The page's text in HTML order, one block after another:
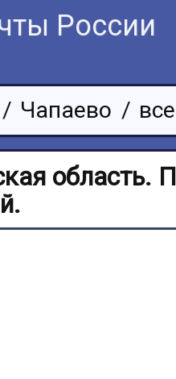
России
/ Чапаево /
область.